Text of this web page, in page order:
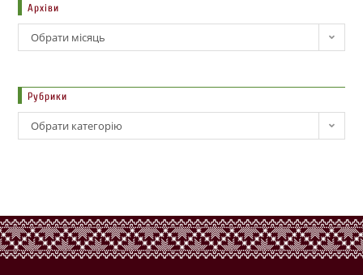
Архіви
Обрати місяць
Рубрики
Обрати категорію